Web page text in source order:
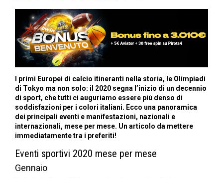
I primi Europei di calcio itineranti nella storia, le Olimpiadi
di Tokyo ma non solo: il 2020 segna l’inizio di un decennio
di sport, che tutti ci auguriamo essere più denso di
soddisfazioni per i colori italiani. Ecco una panoramica
dei principali eventi e manifestazioni, nazionali e
internazionali, mese per mese. Un articolo da mettere
immediatamente tra i preferiti!
Eventi sportivi 2020 mese per mese
Gennaio